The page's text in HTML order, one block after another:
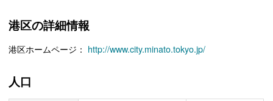
港区の詳細情報
港区ホームページ： http://www.city.minato.tokyo.jp/
人口